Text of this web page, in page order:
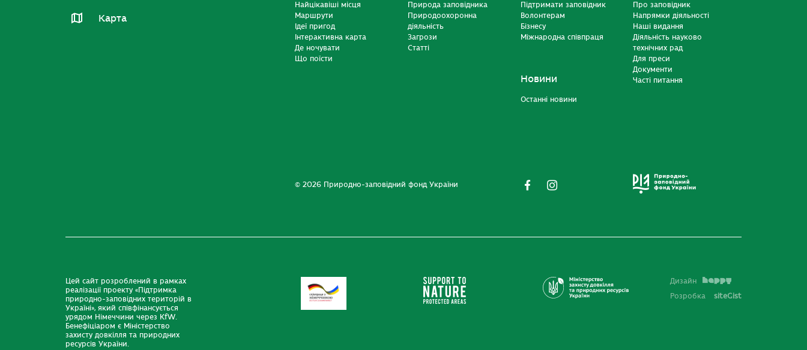
Карта
Найцікавіші місця
Маршрути
Ідеї пригод
Інтерактивна карта
Де ночувати
Що поїсти
Природа заповідника
Природоохоронна
діяльність
Загрози
Статті
Підтримати заповідник
Волонтерам
Бізнесу
Міжнародна співпраця
Новини
Останні новини
Про заповідник
Напрямки діяльності
Наші видання
Діяльність науково
технічних рад
Для преси
Документи
Часті питання
© 2026 Природно-заповідний фонд України
Цей сайт розроблений в рамках
реалізації проекту «Підтримка
природно-заповідних територій в
Україні», який співфінансується
урядом Німеччини через KfW.
Бенефіціаром є Міністерство
захисту довкілля та природних
ресурсів України.
Дизайн
Розробка
siteGist